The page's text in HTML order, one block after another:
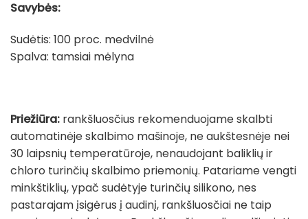
Savybės:
Sudėtis: 100 proc. medvilnė
Spalva: tamsiai mėlyna
Priežiūra: rankšluosčius rekomenduojame skalbti
automatinėje skalbimo mašinoje, ne aukštesnėje nei
30 laipsnių temperatūroje, nenaudojant baliklių ir
chloro turinčių skalbimo priemonių. Patariame vengti
minkštiklių, ypač sudėtyje turinčių silikono, nes
pastarajam įsigėrus į audinį, rankšluosčiai ne taip